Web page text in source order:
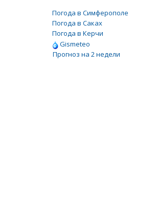
Погода в Симферополе
Погода в Саках
Погода в Керчи
Gismeteo
Прогноз на 2 недели